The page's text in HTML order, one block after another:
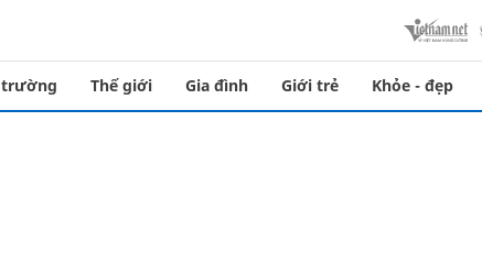
trường Thế giới Gia đình Giới trẻ Khỏe - đẹp